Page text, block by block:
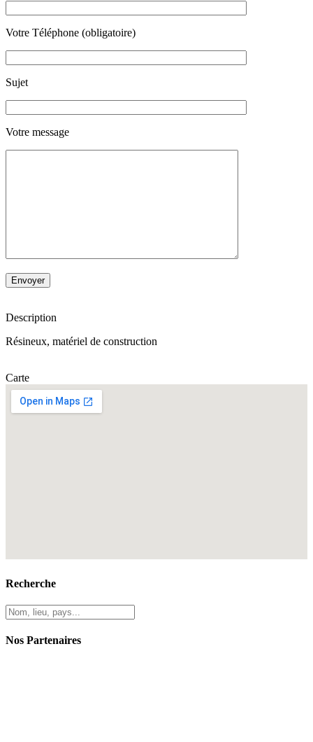
Votre Téléphone (obligatoire)
Sujet
Votre message
Description
Résineux, matériel de construction
Carte
Recherche
Nos Partenaires